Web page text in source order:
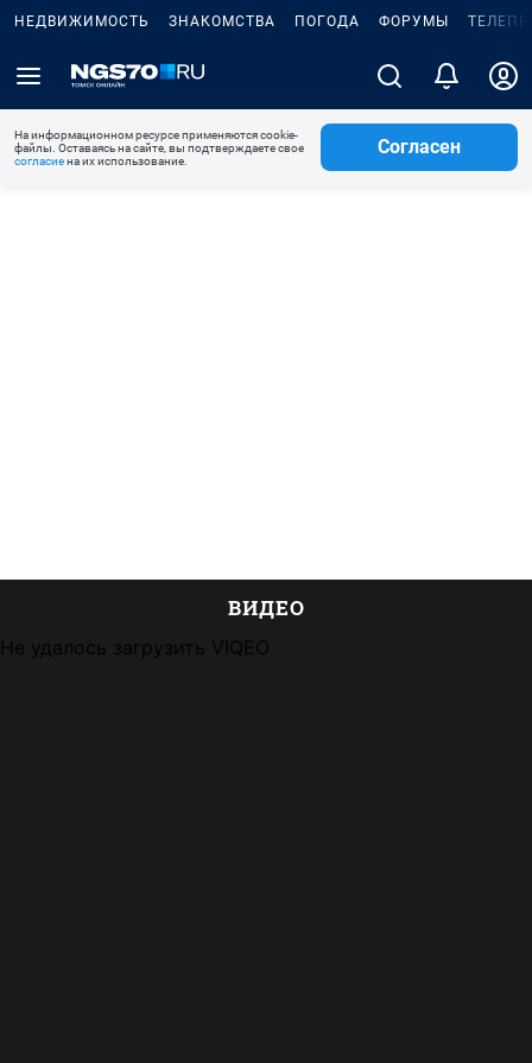
НЕДВИЖИМОСТЬ ЗНАКОМСТВА ПОГОДА ФОРУМЫ
На информационном ресурсе применяются cookie-
файлы. Оставаясь на сайте, вы подтверждаете свое
согласиена их использование.
Согласен
ВИДЕО
Не удалось загрузить VIQEO